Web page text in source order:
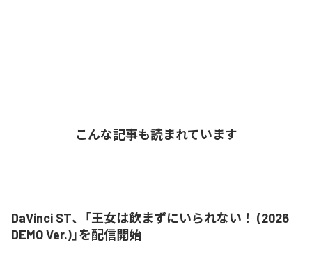
こんな記事も読まれています
DaVinci ST、「王女は飲まずにいられない！ (2026
DEMO Ver.)」を配信開始